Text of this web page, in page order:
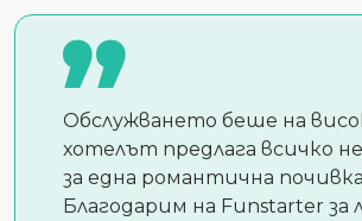
Обслужването беше на
хотелът предлага всичко
за една романтична
Благодарим на Funstarter за